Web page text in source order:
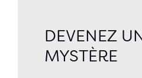
DEVENEZ
MYSTÈRE